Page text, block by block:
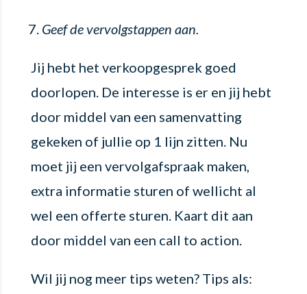
Geef de vervolgstappen aan.
Jij hebt het verkoopgesprek goed
doorlopen. De interesse is er en jij hebt
door middel van een samenvatting
gekeken of jullie op 1 lijn zitten. Nu
moet jij een vervolgafspraak maken,
extra informatie sturen of wellicht al
wel een offerte sturen. Kaart dit aan
door middel van een call to action.
Wil jij nog meer tips weten? Tips als: